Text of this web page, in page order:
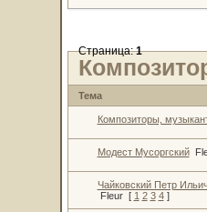
Страница:1
Тема
Композиторы,
Модест Мусоргский
Чайковский Петр
Fleur [ 1 2 3 4 ]